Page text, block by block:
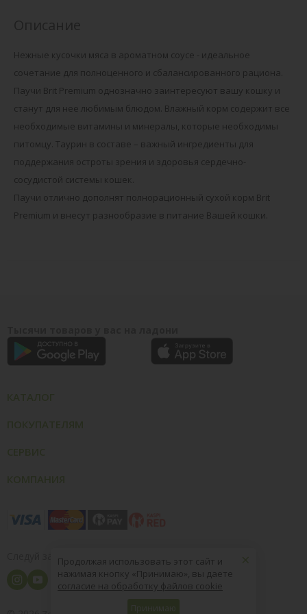
Нежные кусочки мяса в ароматном соусе - идеальное
сочетание для полноценного и сбалансированного рациона.
Паучи Brit Premium однозначно заинтересуют вашу кошку и
станут для нее любимым блюдом. Влажный корм содержит все
необходимые витамины и минералы, которые необходимы
питомцу. Таурин в составе – важный ингредиенты для
поддержания остроты зрения и здоровья сердечно-
сосудистой системы кошек.
Паучи отлично дополнят полнорационный сухой корм Brit
Premium и внесут разнообразие в питание Вашей кошки.
Следуй за нами ×
Продолжая использовать этот сайт и
нажимая кнопку «Принимаю», вы даете
согласие на обработку файлов cookie
Принимаю